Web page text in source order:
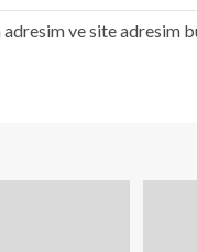
ve site adresim